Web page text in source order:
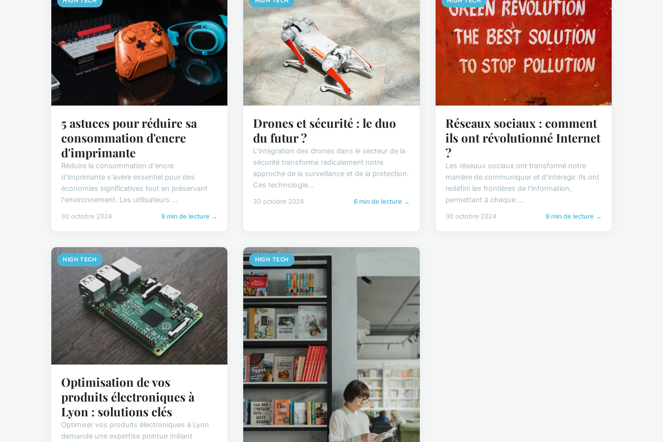
5 astuces pour réduire sa
consommation d'encre
d'imprimante
Réduire la consommation d'encre
d'imprimante s'avère essentiel pour des
économies significatives tout en préservant
l'environnement. Les utilisateurs ...
30 octobre 2024 9 min de lecture →
Drones et sécurité : le duo
du futur ?
L'intégration des drones dans le secteur de la
sécurité transforme radicalement notre
approche de la surveillance et de la protection.
Ces technologie...
30 octobre 2024 6 min de lecture →
Réseaux sociaux : comment
ils ont révolutionné Internet
?
Les réseaux sociaux ont transformé notre
manière de communiquer et d'interagir. Ils ont
redéfini les frontières de l'information,
permettant à chaque ...
30 octobre 2024 9 min de lecture →
HIGH TECH
Optimisation de vos
produits électroniques à
Lyon : solutions clés
Optimiser vos produits électroniques à Lyon
demande une expertise pointue mêlant
HIGH TECH